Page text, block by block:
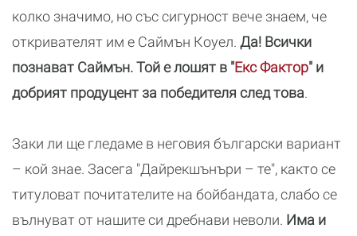
колко значимо, но със сигурност вече знаем, че
откривателят им е Саймън Коуел. Да! Всички
познават Саймън. Той е лошят в "Екс Фактор" и
добрият продуцент за победителя след това.
Заки ли ще гледаме в неговия български вариант
– кой знае. Засега "Дайрекшънъри – те", както се
титуловат почитателите на бойбандата, слабо се
вълнуват от нашите си дребнави неволи. Има и